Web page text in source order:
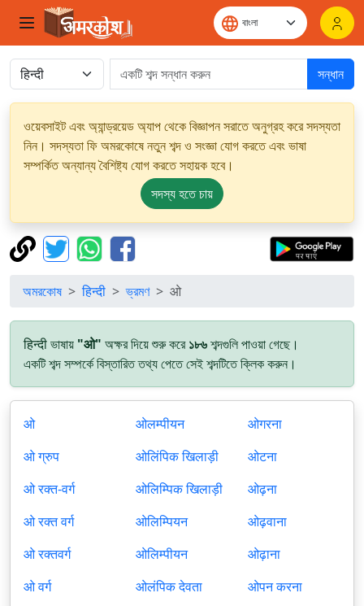
সন্ধান
ওয়েবসাইট এবং অ্যান্ড্রয়েড অ্যাপ থেকে বিজ্ঞাপন সরাতে অনুগ্রহ করে সদস্যতা
নিন। সদস্যতা ফি অমরকোষে নতুন শব্দ ও সংজ্ঞা যোগ করতে এবং ভাষা
সম্পর্কিত অন্যান্য বৈশিষ্ট্য যোগ করতে সহায়ক হবে।
সদস্য হতে চায়
অমরকোষ हिन्दी ভ্রমণ ओ
हिन्दी ভাষায় "ओ" অক্ষর দিয়ে শুরু করে১৮৬শব্দগুলি পাওয়া গেছে।
একটি শব্দ সম্পর্কে বিস্তারিত তথ্য পেতে সেই শব্দটিতে ক্লিক করুন।
ओ
ओ ग्रुप
ओ रक्त-वर्ग
ओ रक्त वर्ग
ओ रक्तवर्ग
ओ वर्ग
ओलम्पीयन
ओलिंपिक खिलाड़ी
ओलिम्पिक खिलाड़ी
ओलिम्पियन
ओलिम्पीयन
ओलंपिक देवता
ओगरना
ओटना
ओढ़ना
ओढ़वाना
ओढ़ाना
ओपन करना